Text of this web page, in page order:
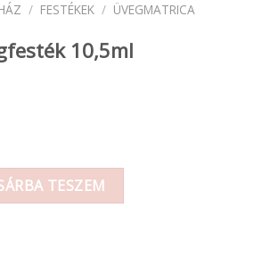
/ FESTÉKEK / ÜVEGMATRICA
10,5ml
mennyiség
TESZEM